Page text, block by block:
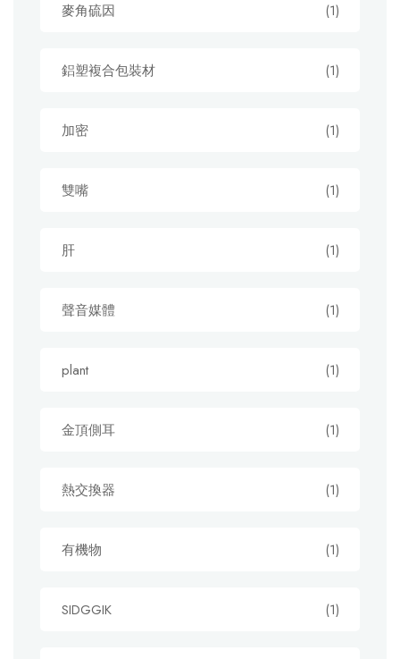
麥角硫因 (1)
鋁塑複合包裝材 (1)
加密 (1)
雙嘴 (1)
肝 (1)
聲音媒體 (1)
plant (1)
金頂側耳 (1)
熱交換器 (1)
有機物 (1)
SIDGGIK (1)